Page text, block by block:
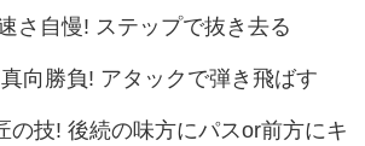
さ自慢! ステップで抜き去る
真向勝負! アタックで弾き飛ばす
の技! 後続の味方にパスor前方にキ